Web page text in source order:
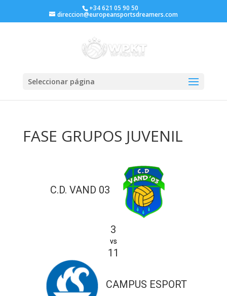
+34 621 05 90 50
direccion@europeansportsdreamers.com
Seleccionar página
FASE GRUPOS JUVENIL
C.D. VAND 03
3
vs
11
CAMPUS ESPORT